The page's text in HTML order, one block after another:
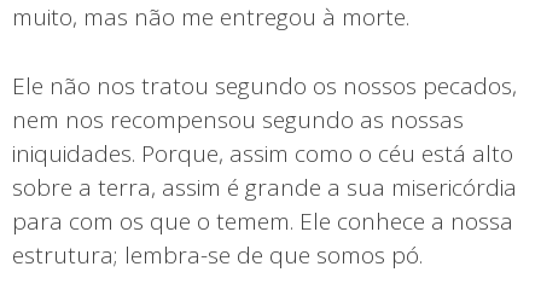
muito, mas não me entregou à morte.
Ele não nos tratou segundo os nossos pecados,
nem nos recompensou segundo as nossas
iniquidades. Porque, assim como o céu está alto
sobre a terra, assim é grande a sua misericórdia
para com os que o temem. Ele conhece a nossa
estrutura; lembra-se de que somos pó.